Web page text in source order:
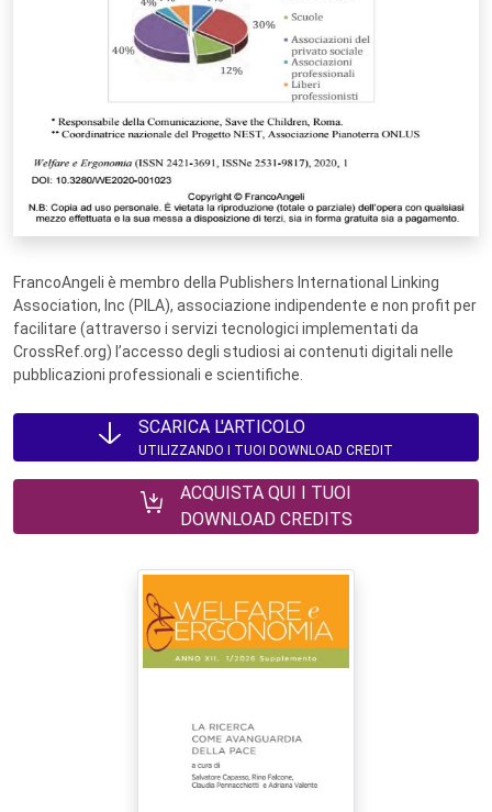
FrancoAngeli è membro della Publishers International Linking
Association, Inc (PILA), associazione indipendente e non profit per
facilitare (attraverso i servizi tecnologici implementati da
CrossRef.org) l’accesso degli studiosi ai contenuti digitali nelle
pubblicazioni professionali e scientifiche.
SCARICA L'ARTICOLO
UTILIZZANDO I TUOI DOWNLOAD CREDIT
ACQUISTA QUI I TUOI
DOWNLOAD CREDITS